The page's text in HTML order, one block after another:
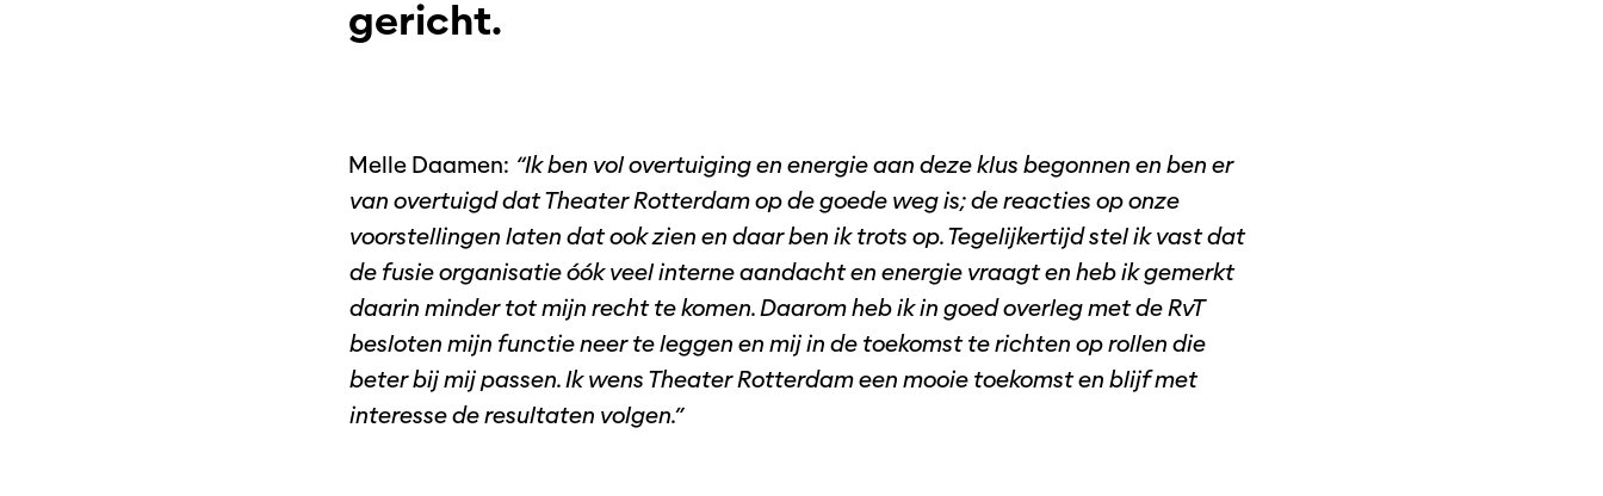
gericht.
Melle Daamen: “Ik ben vol overtuiging en energie aan deze klus begonnen en ben er
van overtuigd dat Theater Rotterdam op de goede weg is; de reacties op onze
voorstellingen laten dat ook zien en daar ben ik trots op. Tegelijkertijd stel ik vast dat
de fusie organisatie óók veel interne aandacht en energie vraagt en heb ik gemerkt
daarin minder tot mijn recht te komen. Daarom heb ik in goed overleg met de RvT
besloten mijn functie neer te leggen en mij in de toekomst te richten op rollen die
beter bij mij passen. Ik wens Theater Rotterdam een mooie toekomst en blijf met
interesse de resultaten volgen.”